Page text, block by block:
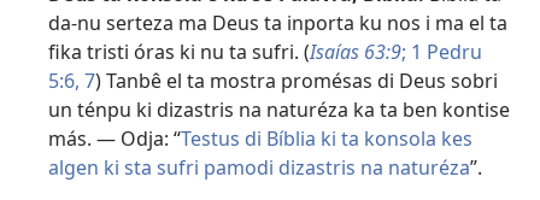
da-nu serteza ma Deus ta inporta ku nos i ma el ta
fika tristi óras ki nu ta sufri. (Isaías 63:9; 1 Pedru
5:6, 7) Tanbê el ta mostra promésas di Deus sobri
un ténpu ki dizastris na naturéza ka ta ben kontise
más. — Odja: “Testus di Bíblia ki ta konsola kes
algen ki sta sufri pamodi dizastris na naturéza”.